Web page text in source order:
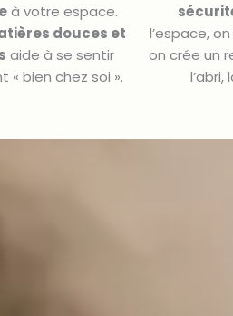
à votre espace.
douces et
aide à se sentir
bien chez soi ».
l’espace,
on crée un
l’abri,